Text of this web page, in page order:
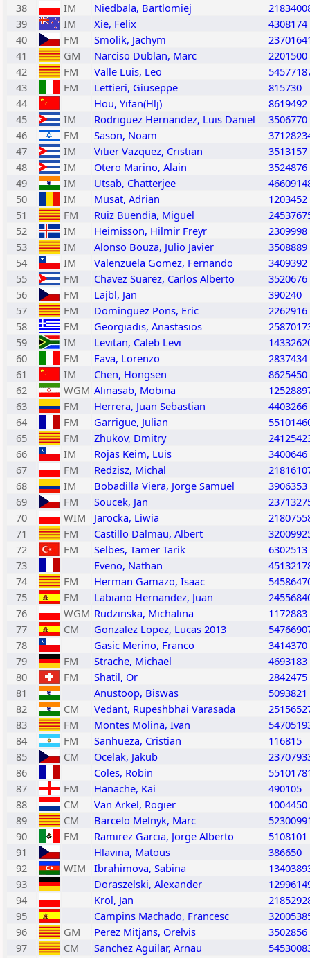
38
IM Niedbala, Bartlomiej
39
IM Xie, Felix
4308174
40
FM Smolik, Jachym
41
GM Narciso Dublan, Marc
2201500
42
FM Valle Luis, Leo
43
FM Lettieri, Giuseppe
815730
44
Hou, Yifan(Hlj)
8619492
45
IM Rodriguez Hernandez, Luis Daniel
3506770
46
FM Sason, Noam
47
IM Vitier Vazquez, Cristian
3513157
48
IM Otero Marino, Alain
3524876
49
IM Utsab, Chatterjee
50
IM Musat, Adrian
1203452
51
FM Ruiz Buendia, Miguel
52
IM Heimisson, Hilmir Freyr
2309998
53
IM Alonso Bouza, Julio Javier
3508889
54
IM Valenzuela Gomez, Fernando
3409392
55
FM Chavez Suarez, Carlos Alberto
3520676
56
FM Lajbl, Jan
390240
57
FM Dominguez Pons, Eric
2262916
58
FM Georgiadis, Anastasios
59
IM Levitan, Caleb Levi
60
FM Fava, Lorenzo
2837434
61
IM Chen, Hongsen
8625450
62
WGM Alinasab, Mobina
63
FM Herrera, Juan Sebastian
4403266
64
FM Garrigue, Julian
65
FM Zhukov, Dmitry
66
IM Rojas Keim, Luis
3400646
67
FM Redzisz, Michal
68
IM Bobadilla Viera, Jorge Samuel
3906353
69
FM Soucek, Jan
70
WIM Jarocka, Liwia
71
FM Castillo Dalmau, Albert
72
FM Selbes, Tamer Tarik
6302513
73
Eveno, Nathan
74
FM Herman Gamazo, Isaac
75
FM Labiano Hernandez, Juan
76
WGM Rudzinska, Michalina
1172883
77
CM Gonzalez Lopez, Lucas 2013
78
Gasic Merino, Franco
3414370
79
FM Strache, Michael
4693183
80
FM Shatil, Or
2842475
81
Anustoop, Biswas
5093821
82
CM Vedant, Rupeshbhai Varasada
83
FM Montes Molina, Ivan
84
FM Sanhueza, Cristian
116815
85
CM Ocelak, Jakub
86
Coles, Robin
87
FM Hanache, Kai
490105
88
CM Van Arkel, Rogier
1004450
89
CM Barcelo Melnyk, Marc
90
FM Ramirez Garcia, Jorge Alberto
5108101
91
Hlavina, Matous
386650
92
WIM Ibrahimova, Sabina
93
Doraszelski, Alexander
94
Krol, Jan
95
Campins Machado, Francesc
96
GM Perez Mitjans, Orelvis
3502856
97
CM Sanchez Aguilar, Arnau